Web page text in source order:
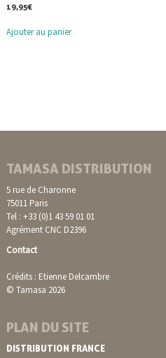
19,95€
Ajouter au panier
TAMASA DISTRIBUTION
5 rue de Charonne
75011 Paris
Tel : +33 (0)1 43 59 01 01
Agrément CNC D2396
Contact
Crédits : Etienne Delcambre
© Tamasa 2026
PLAN DU SITE
DISTRIBUTION FRANCE